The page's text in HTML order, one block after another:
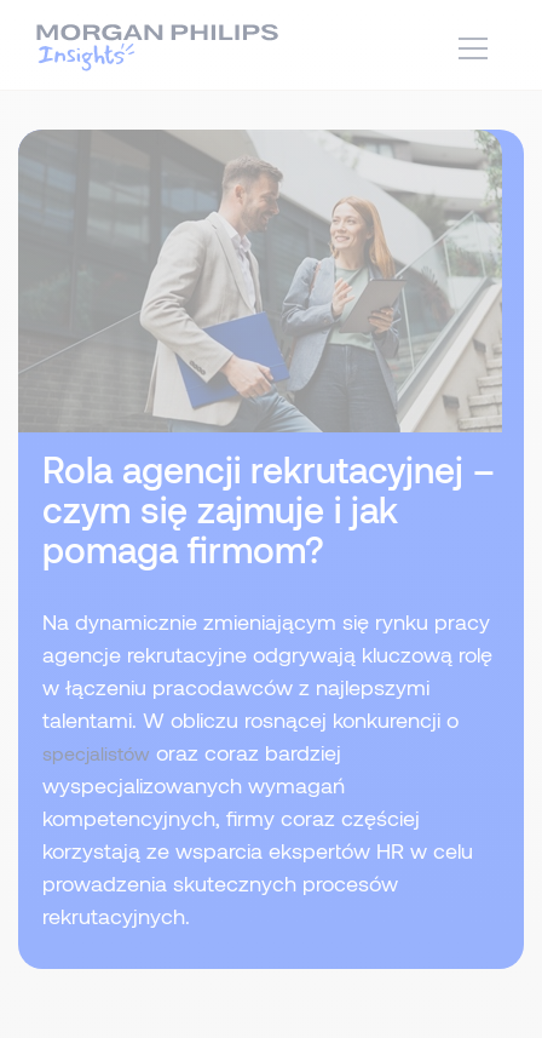
Rola agencji rekrutacyjnej –
czym się zajmuje i jak
pomaga firmom?
Na dynamicznie zmieniającym się rynku pracy
agencje rekrutacyjne odgrywają kluczową rolę
w łączeniu pracodawców z najlepszymi
talentami. W obliczu rosnącej konkurencji o
specjalistów oraz coraz bardziej
wyspecjalizowanych wymagań
kompetencyjnych, firmy coraz częściej
korzystają ze wsparcia ekspertów HR w celu
prowadzenia skutecznych procesów
rekrutacyjnych.